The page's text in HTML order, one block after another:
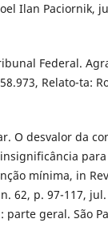
Ilan Paciornik,
Federal.
Relato-ta:
O desvalor da
mínima, in
62, p. 97-117, jul.
parte geral. São